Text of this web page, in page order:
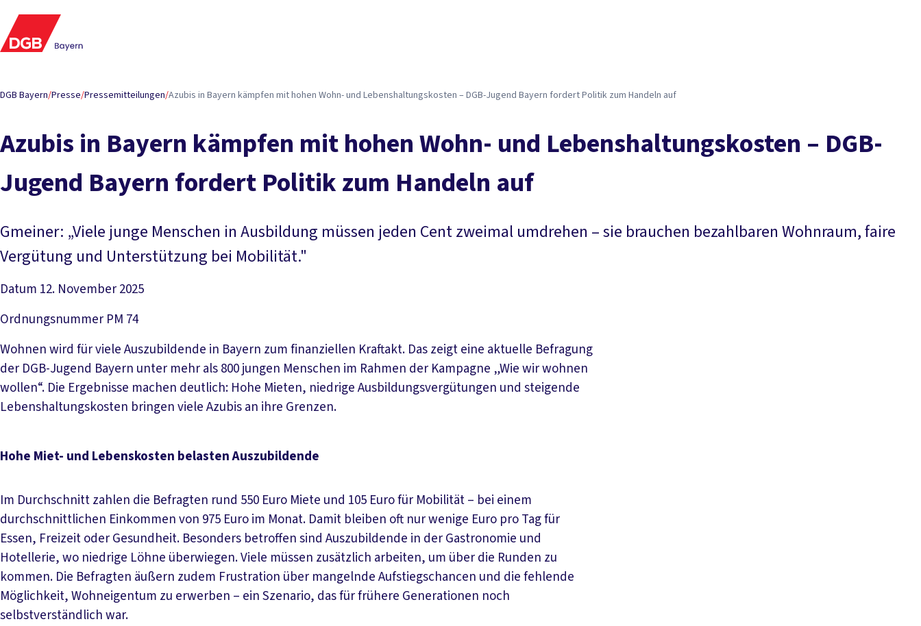
DGB Bayern/Presse/Pressemitteilungen/Azubis in Bayern kämpfen mit hohen Wohn- und Lebenshaltungskosten – DGB-Jugend Bayern fordert Politik zum Handeln auf
Azubis in Bayern kämpfen mit hohen Wohn- und Lebenshaltungskosten – DGB-
Jugend Bayern fordert Politik zum Handeln auf
Gmeiner: „Viele junge Menschen in Ausbildung müssen jeden Cent zweimal umdrehen – sie brauchen bezahlbaren Wohnraum, faire
Vergütung und Unterstützung bei Mobilität."
Datum 12. November 2025
Ordnungsnummer PM 74
Wohnen wird für viele Auszubildende in Bayern zum finanziellen Kraftakt. Das zeigt eine aktuelle Befragung
der DGB-Jugend Bayern unter mehr als 800 jungen Menschen im Rahmen der Kampagne „Wie wir wohnen
wollen“. Die Ergebnisse machen deutlich: Hohe Mieten, niedrige Ausbildungsvergütungen und steigende
Lebenshaltungskosten bringen viele Azubis an ihre Grenzen.
Hohe Miet- und Lebenskosten belasten Auszubildende
Im Durchschnitt zahlen die Befragten rund 550 Euro Miete und 105 Euro für Mobilität – bei einem
durchschnittlichen Einkommen von 975 Euro im Monat. Damit bleiben oft nur wenige Euro pro Tag für
Essen, Freizeit oder Gesundheit. Besonders betroffen sind Auszubildende in der Gastronomie und
Hotellerie, wo niedrige Löhne überwiegen. Viele müssen zusätzlich arbeiten, um über die Runden zu
kommen. Die Befragten äußern zudem Frustration über mangelnde Aufstiegschancen und die fehlende
Möglichkeit, Wohneigentum zu erwerben – ein Szenario, das für frühere Generationen noch
selbstverständlich war.